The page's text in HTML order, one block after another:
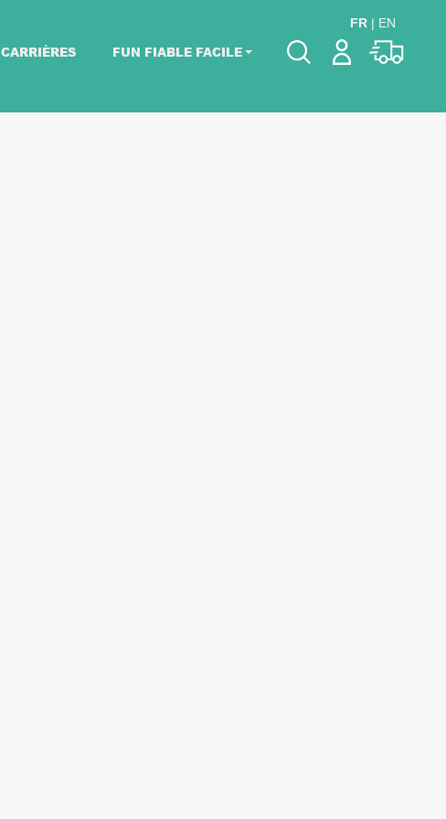
CARRIÈRES FUN FIABLE FACILE
FR| EN